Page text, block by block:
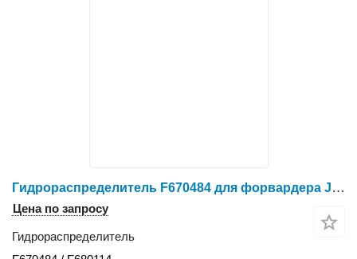
Гидрораспределитель F670484 для форвардера John Deere 1510 E 1210 E
Цена по запросу
Гидрораспределитель